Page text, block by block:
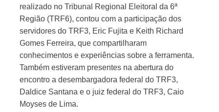
realizado no Tribunal Regional Eleitoral da 6ª
Região (TRF6), contou com a participação dos
servidores do TRF3, Eric Fujita e Keith Richard
Gomes Ferreira, que compartilharam
conhecimentos e experiências sobre a ferramenta.
Também estiveram presentes na abertura do
encontro a desembargadora federal do TRF3,
Daldice Santana e o juiz federal do TRF3, Caio
Moyses de Lima.